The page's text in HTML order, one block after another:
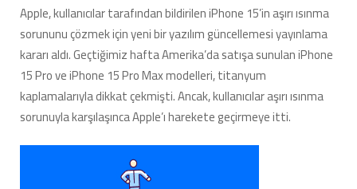
sorunsuz
kullanım**
için
Apple, kullanıcılar tarafından bildirilen iPhone 15’in aşırı ısınma
sorununu çözmek için yeni bir yazılım güncellemesi yayınlama
kararı aldı. Geçtiğimiz hafta Amerika’da satışa sunulan iPhone
15 Pro ve iPhone 15 Pro Max modelleri, titanyum
kaplamalarıyla dikkat çekmişti. Ancak, kullanıcılar aşırı ısınma
sorunuyla karşılaşınca Apple’ı harekete geçirmeye itti.